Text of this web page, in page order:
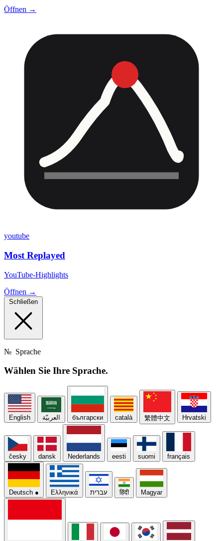
Öffnen →
youtube
Most Replayed
YouTube-Highlights
Öffnen →
Schließen
№ Sprache
Wählen Sie Ihre Sprache.
English العربيّة български català 繁體中文 Hrvatski
česky dansk Nederlands eesti suomi français
Deutsch ● Ελληνικά עברית हिंदी Magyar